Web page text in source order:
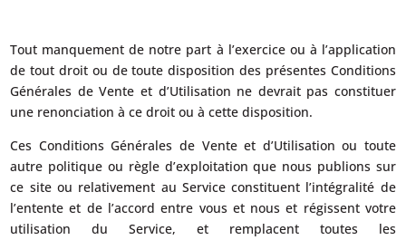
Tout manquement de notre part à l’exercice ou à l’application
de tout droit ou de toute disposition des présentes Conditions
Générales de Vente et d’Utilisation ne devrait pas constituer
une renonciation à ce droit ou à cette disposition.
Ces Conditions Générales de Vente et d’Utilisation ou toute
autre politique ou règle d’exploitation que nous publions sur
ce site ou relativement au Service constituent l’intégralité de
l’entente et de l’accord entre vous et nous et régissent votre
utilisation du Service, et remplacent toutes les